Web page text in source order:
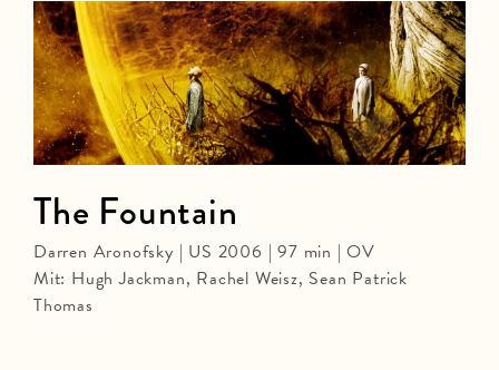
The Fountain
Darren Aronofsky | US 2006 | 97 min | OV
Mit: Hugh Jackman, Rachel Weisz, Sean Patrick
Thomas